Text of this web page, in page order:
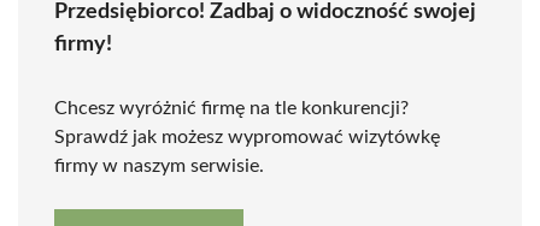
Przedsiębiorco! Zadbaj o widoczność swojej
firmy!
Chcesz wyróżnić firmę na tle konkurencji?
Sprawdź jak możesz wypromować wizytówkę
firmy w naszym serwisie.